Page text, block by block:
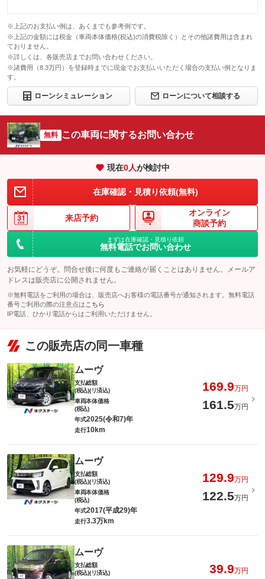
※上記のお支払い例は、あくまでも参考例です。
※上記の金額には税金（車両本体価格(税込)の消費税除く）とその他諸費用は含まれ
ておりません。
※詳しくは、各販売店までお問い合わせください。
※諸費用（8.3万円）を登録時までに現金でお支払いいただく場合の支払い例となりま
す。
ローンシミュレーション ローンについて相談する
無料 この車両に関するお問い合わせ
現在0人が検討中
在庫確認・見積り依頼(無料)
来店予約
オンライン
商談予約
まずは在庫確認・見積り依頼
無料電話でお問い合わせ
お気軽にどうぞ。問合せ後に何度もご連絡が届くことはありません。メールア
ドレスは販売店に公開されません。
※無料電話をご利用の場合は、販売店へお客様の電話番号が通知されます。無料電話
番号ご利用の際の注意点は こちら
IP電話、ひかり電話からはご利用いただけません。
この販売店の同一車種
ムーヴ
支払総額
(税込)(リ済込)
169.9万円
車両本体価格
(税込)
161.5万円
年式2025(令和7)年
走行10km
ムーヴ
支払総額
(税込)(リ済込)
129.9万円
車両本体価格
(税込)
122.5万円
年式2017(平成29)年
走行3.3万km
ムーヴ
支払総額
(税込)(リ済込)
39.9万円